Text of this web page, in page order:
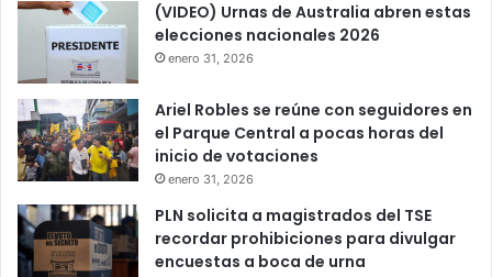
(VIDEO) Urnas de Australia abren estas
elecciones nacionales 2026
enero 31, 2026
Ariel Robles se reúne con seguidores en
el Parque Central a pocas horas del
inicio de votaciones
enero 31, 2026
PLN solicita a magistrados del TSE
recordar prohibiciones para divulgar
encuestas a boca de urna